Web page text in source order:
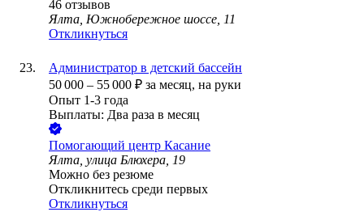
46 отзывов
Ялта, Южнобережное шоссе, 11
Откликнуться
Администратор в детский бассейн
50 000 – 55 000 ₽ за месяц, на руки
Опыт 1-3 года
Выплаты: Два раза в месяц
Помогающий центр Касание
Ялта, улица Блюхера, 19
Можно без резюме
Откликнитесь среди первых
Откликнуться